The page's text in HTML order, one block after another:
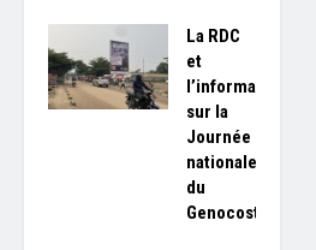
La RDC
et
l’information
sur la
Journée
nationale
du
Genocost